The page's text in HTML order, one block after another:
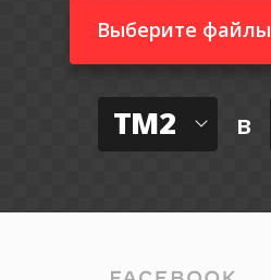
Выберите файлы
TM2 в